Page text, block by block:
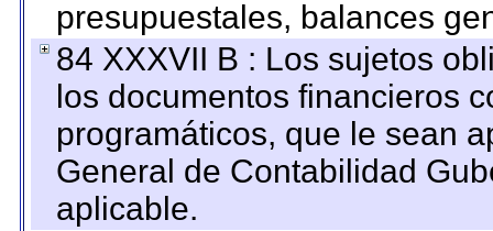
presupuestales, balances
84 XXXVII B : Los sujetos
los documentos financieros
programáticos, que le sean
General de Contabilidad
aplicable.